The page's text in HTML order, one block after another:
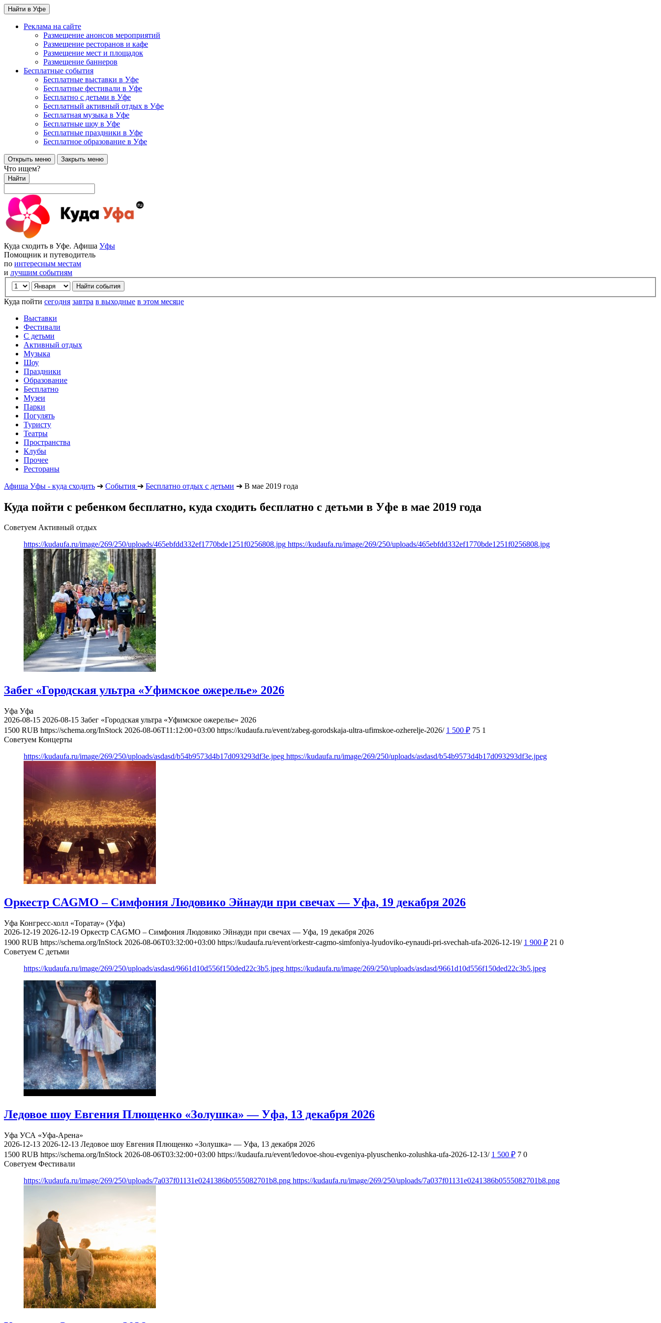
Найти в Уфе
Реклама на сайте
Размещение анонсов мероприятий
Размещение ресторанов и кафе
Размещение мест и площадок
Размещение баннеров
Бесплатные события
Бесплатные выставки в Уфе
Бесплатные фестивали в Уфе
Бесплатно с детьми в Уфе
Бесплатный активный отдых в Уфе
Бесплатная музыка в Уфе
Бесплатные шоу в Уфе
Бесплатные праздники в Уфе
Бесплатное образование в Уфе
Открыть меню Закрыть меню
Что ищем?
Найти
Куда сходить в Уфе. Афиша Уфы
Помощник и путеводитель
по интересным местам
и лучшим событиям
Куда пойти сегодня завтра в выходные в этом месяце
Выставки
Фестивали
С детьми
Активный отдых
Музыка
Шоу
Праздники
Образование
Бесплатно
Музеи
Парки
Погулять
Туристу
Театры
Пространства
Клубы
Прочее
Рестораны
Афиша Уфы - куда сходить ➔ События ➔ Бесплатно отдых с детьми ➔ В мае 2019 года
Куда пойти с ребенком бесплатно, куда сходить бесплатно с детьми в Уфе в мае 2019 года
Советуем Активный отдых
https://kudaufa.ru/image/269/250/uploads/465ebfdd332ef1770bde1251f0256808.jpg https://kudaufa.ru/image/269/250/uploads/465ebfdd332ef1770bde1251f0256808.jpg
Забег «Городская ультра «Уфимское ожерелье» 2026
Уфа Уфа
2026-08-15 2026-08-15 Забег «Городская ультра «Уфимское ожерелье» 2026
1500 RUB https://schema.org/InStock 2026-08-06T11:12:00+03:00 https://kudaufa.ru/event/zabeg-gorodskaja-ultra-ufimskoe-ozherelje-2026/ 1 500 ₽ 75 1
Советуем Концерты
https://kudaufa.ru/image/269/250/uploads/asdasd/b54b9573d4b17d093293df3e.jpeg https://kudaufa.ru/image/269/250/uploads/asdasd/b54b9573d4b17d093293df3e.jpeg
Оркестр CAGMO – Симфония Людовико Эйнауди при свечах — Уфа, 19 декабря 2026
Уфа Конгресс-холл «Торатау» (Уфа)
2026-12-19 2026-12-19 Оркестр CAGMO – Симфония Людовико Эйнауди при свечах — Уфа, 19 декабря 2026
1900 RUB https://schema.org/InStock 2026-08-06T03:32:00+03:00 https://kudaufa.ru/event/orkestr-cagmo-simfoniya-lyudoviko-eynaudi-pri-svechah-ufa-2026-12-19/ 1 900 ₽ 21 0
Советуем С детьми
https://kudaufa.ru/image/269/250/uploads/asdasd/9661d10d556f150ded22c3b5.jpeg https://kudaufa.ru/image/269/250/uploads/asdasd/9661d10d556f150ded22c3b5.jpeg
Ледовое шоу Евгения Плющенко «Золушка» — Уфа, 13 декабря 2026
Уфа УСА «Уфа-Арена»
2026-12-13 2026-12-13 Ледовое шоу Евгения Плющенко «Золушка» — Уфа, 13 декабря 2026
1500 RUB https://schema.org/InStock 2026-08-06T03:32:00+03:00 https://kudaufa.ru/event/ledovoe-shou-evgeniya-plyuschenko-zolushka-ufa-2026-12-13/ 1 500 ₽ 7 0
Советуем Фестивали
https://kudaufa.ru/image/269/250/uploads/7a037f01131e0241386b0555082701b8.png https://kudaufa.ru/image/269/250/uploads/7a037f01131e0241386b0555082701b8.png